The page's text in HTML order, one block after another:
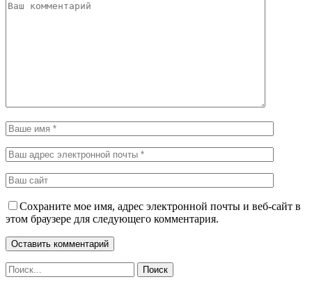
Сохраните мое имя, адрес электронной почты и веб-сайт в
этом браузере для следующего комментария.